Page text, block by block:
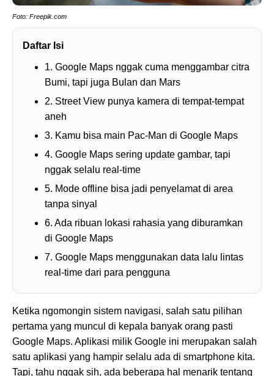
Foto: Freepik.com
Daftar Isi
1. Google Maps nggak cuma menggambar citra
Bumi, tapi juga Bulan dan Mars
2. Street View punya kamera di tempat-tempat
aneh
3. Kamu bisa main Pac-Man di Google Maps
4. Google Maps sering update gambar, tapi
nggak selalu real-time
5. Mode offline bisa jadi penyelamat di area
tanpa sinyal
6. Ada ribuan lokasi rahasia yang diburamkan
di Google Maps
7. Google Maps menggunakan data lalu lintas
real-time dari para pengguna
Ketika ngomongin sistem navigasi, salah satu pilihan
pertama yang muncul di kepala banyak orang pasti
Google Maps. Aplikasi milik Google ini merupakan salah
satu aplikasi yang hampir selalu ada di smartphone kita.
Tapi, tahu nggak sih, ada beberapa hal menarik tentang